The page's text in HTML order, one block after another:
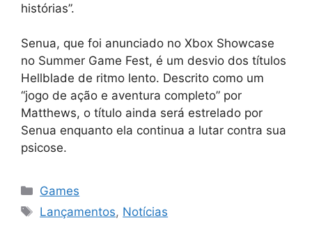
histórias”.
Senua, que foi anunciado no Xbox Showcase
no Summer Game Fest, é um desvio dos títulos
Hellblade de ritmo lento. Descrito como um
“jogo de ação e aventura completo” por
Matthews, o título ainda será estrelado por
Senua enquanto ela continua a lutar contra sua
psicose.
Categorias
Games
Tags
Lançamentos, Notícias